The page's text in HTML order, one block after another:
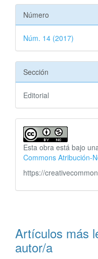
Número
Núm. 14 (2017)
Sección
Editorial
Esta obra está bajo
Commons Atribución-
https://
Artículos más
autor/a